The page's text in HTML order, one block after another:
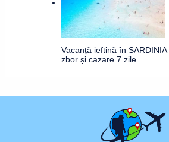
Vacanță ieftină în SARDINIA
zbor și cazare 7 zile